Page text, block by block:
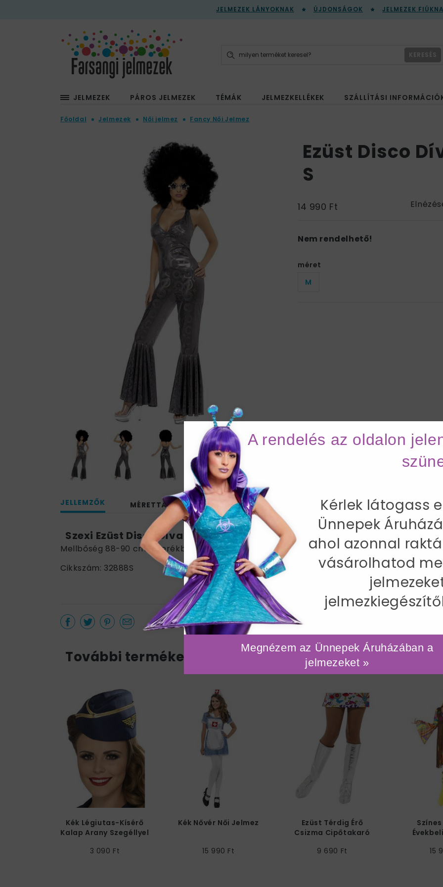
JELMEZEK LÁNYOKNAK ÚJDONSÁGOK JELMEZEK
KERESÉS
JELMEZEK PÁROS JELMEZEK TÉMÁK JELMEZKELLÉKEK SZÁLLÍTÁSI
Főoldal Jelmezek Női jelmez Fancy Női Jelmez
Ezüst Disco
S
14 990 Ft
Nem rendelhető!
méret
M
JELLEMZŐK MÉRETTÁBLÁZAT SZÁLLÍTÁS
Szexi Ezüst Disco Díva Jelmez Nőknek Overállal - S
Mellbőség 88-90 cm / Derékbőség 67-70 cm / Csípőméret 94-97 cm / Belső lábhossz 82
Cikkszám: 32888S
További termékek a kategóriában
Kék Légiutas-Kísérő
Kalap Arany Szegéllyel
3 090 Ft
Kék Nővér Női Jelmez
15 990 Ft
Ezüst Térdig Érő
Csizma Cipőtakaró
9 690 Ft
15
Megnézem az Ünnepek Áruházában a
jelmezeket »
Kérlek látogass
Ünnepek
ahol azonnal
vásárolhatod
A rendelés az oldalon